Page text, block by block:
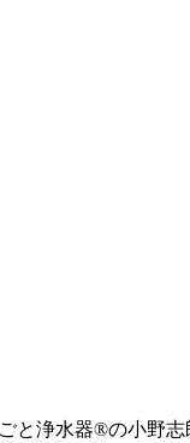
と浄水器®の小野